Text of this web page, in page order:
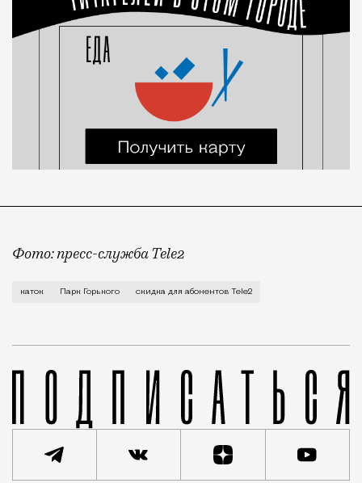
Фото: пресс-служба Tele2
Сезон зимних развлечений наступил незаметно,
каток Парк Горького скидка для абонентов Tele2